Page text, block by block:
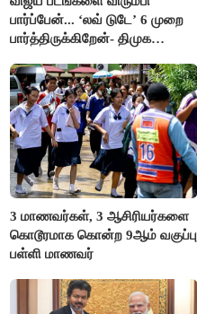
பார்ப்பேன்... ‘லவ் டுடே’ 6 முறை
பார்த்திருக்கிறேன்- திமுக
3 மாணவர்கள், 3 ஆசிரியர்களை
கொடூரமாக கொன்ற 9ஆம் வகுப்பு
பள்ளி மாணவர்